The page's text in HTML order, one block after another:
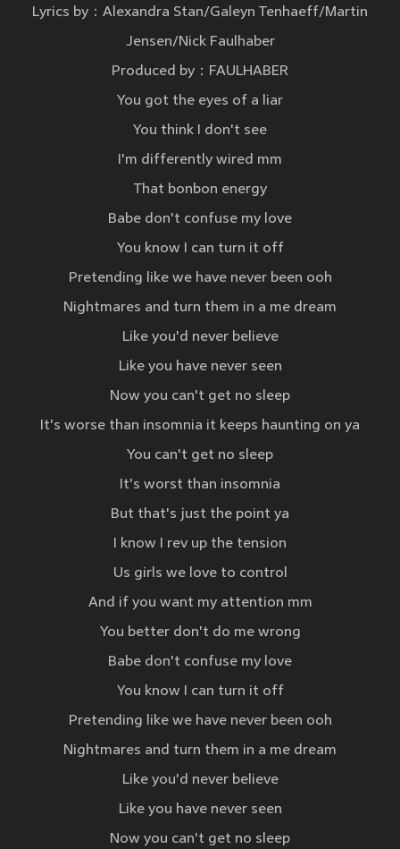
Lyrics by：Alexandra Stan/Galeyn Tenhaeff/Martin
Jensen/Nick Faulhaber
Produced by：FAULHABER
You got the eyes of a liar
You think I don't see
I'm differently wired mm
That bonbon energy
Babe don't confuse my love
You know I can turn it off
Pretending like we have never been ooh
Nightmares and turn them in a me dream
Like you'd never believe
Like you have never seen
Now you can't get no sleep
It's worse than insomnia it keeps haunting on ya
You can't get no sleep
It's worst than insomnia
But that's just the point ya
I know I rev up the tension
Us girls we love to control
And if you want my attention mm
You better don't do me wrong
Babe don't confuse my love
You know I can turn it off
Pretending like we have never been ooh
Nightmares and turn them in a me dream
Like you'd never believe
Like you have never seen
Now you can't get no sleep